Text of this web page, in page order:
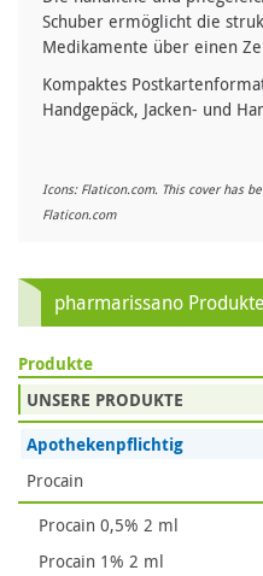
Schuber ermöglicht die
Medikamente über einen
Kompaktes
Handgepäck, Jacken- und
Icons: Flaticon.com. This cover has
Flaticon.com
pharmarissano Produkte
Produkte
UNSERE PRODUKTE
Apothekenpflichtig
Procain
Procain 0,5% 2 ml
Procain 1% 2 ml